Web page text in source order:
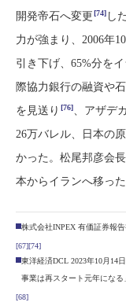
開発帝石へ変更[74] し
力が強まり、2006年
引き下げ、65%分を
際協力銀行の融資や
を見送り [76]、アザデ
26万バレル、日本の
かった。松尾邦彦会
本からイランへ移った
株式会社INPEX 有価証券報告
[67][74]
東洋経済DCL 2023年10月14
事業は再スタート元年になる
[68]